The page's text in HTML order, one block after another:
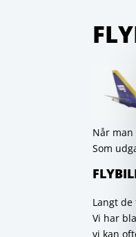
Når
Som
Langt
Vi har
vi kan